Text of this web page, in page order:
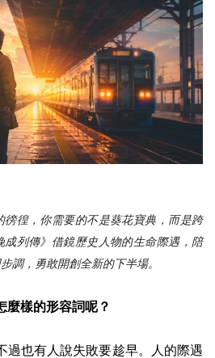
徬徨，你需要的不是葵花寶典，而是跨
成列傳》借鏡歷史人物的生命際遇，陪
調，勇敢開創全新的下半場。
麼樣的形容詞呢？
過也有人說失敗要趁早。人的際遇